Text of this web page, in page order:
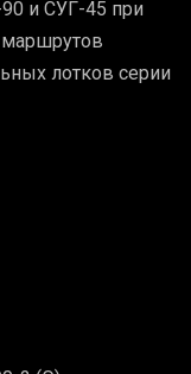
и СУГ-45 при
лотков серии